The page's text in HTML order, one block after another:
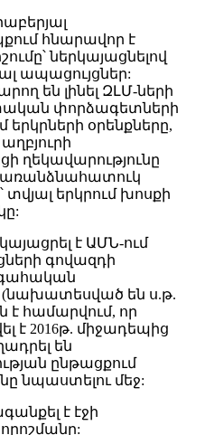
հնարավոր է
ներկայացնելով
ապացույցներ:
են լինել ԶԼՄ-ների
փորձագետների
երկրների օրենքները,
ղեկավարությունը
առանձնահատուկ
երկրում խոսքի
է ԱՄՆ-ում
գովազդի
(նախատեսված են ս.թ.
է համարվում, որ
է 2016թ. միջադեպից
են
ընթացքում
նպաստելու մեջ:
է էջի